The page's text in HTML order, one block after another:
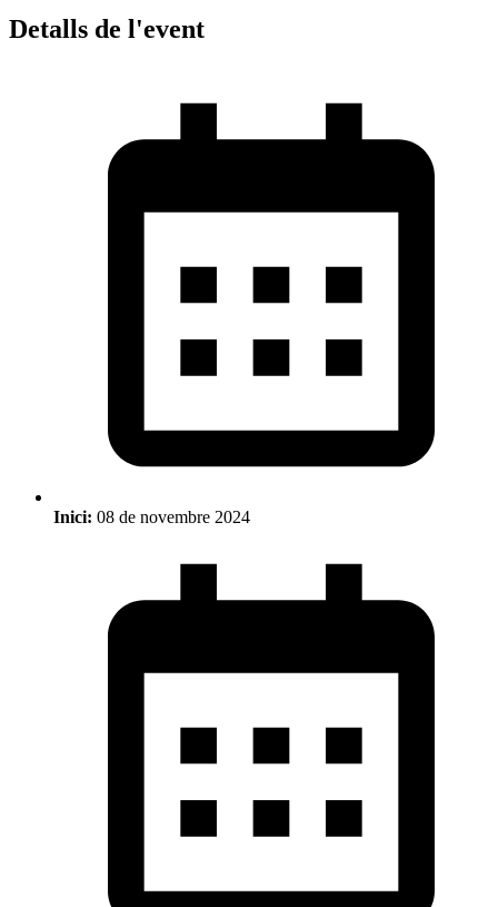
Detalls de l'event
Inici: 08 de novembre 2024